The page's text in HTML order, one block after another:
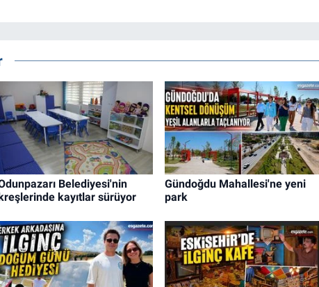
Belediyesi'nin
kayıtlar sürüyor
Gündoğdu Mahallesi'ne yeni
park